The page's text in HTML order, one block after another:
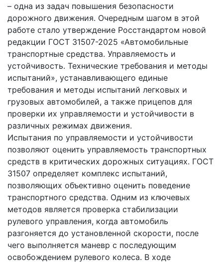
– одна из задач повышения безопасности
дорожного движения. Очередным шагом в этой
работе стало утверждение Росстандартом новой
редакции ГОСТ 31507-2025 «Автомобильные
транспортные средства. Управляемость и
устойчивость. Технические требования и методы
испытаний», устанавливающего единые
требования и методы испытаний легковых и
грузовых автомобилей, а также прицепов для
проверки их управляемости и устойчивости в
различных режимах движения.
Испытания по управляемости и устойчивости
позволяют оценить управляемость транспортных
средств в критических дорожных ситуациях. ГОСТ
31507 определяет комплекс испытаний,
позволяющих объективно оценить поведение
транспортного средства. Одним из ключевых
методов является проверка стабилизации
рулевого управления, когда автомобиль
разгоняется до установленной скорости, после
чего выполняется маневр с последующим
освобождением рулевого колеса. В ходе